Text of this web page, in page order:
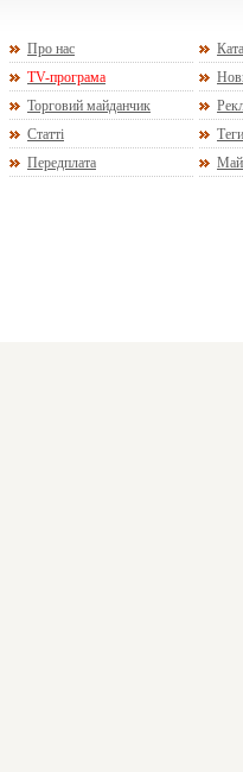
Про нас
TV-програма
Торговий майданчик
Статті
Теги
Передплата